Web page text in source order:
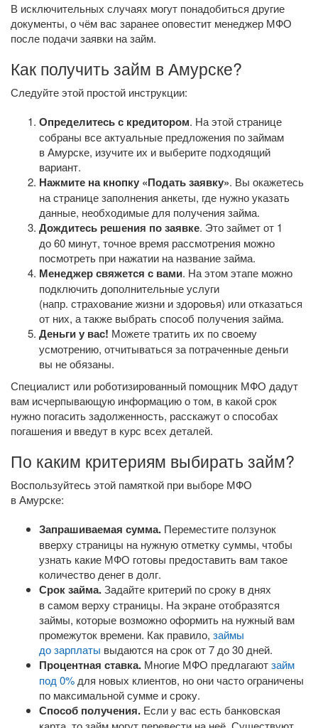
В исключительных случаях могут понадобиться другие
документы, о чём вас заранее оповестит менеджер МФО
после подачи заявки на займ.
Как получить займ в Амурске?
Следуйте этой простой инструкции:
Определитесь с кредитором. На этой странице
собраны все актуальные предложения по займам
в Амурске, изучите их и выберите подходящий
вариант.
Нажмите на кнопку «Подать заявку». Вы окажетесь
на странице заполнения анкеты, где нужно указать
данные, необходимые для получения займа.
Дождитесь решения по заявке. Это займет от 1
до 60 минут, точное время рассмотрения можно
посмотреть при нажатии на название займа.
Менеджер свяжется с вами. На этом этапе можно
подключить дополнительные услуги
(напр. страхование жизни и здоровья) или отказаться
от них, а также выбрать способ получения займа.
Деньги у вас! Можете тратить их по своему
усмотрению, отчитываться за потраченные деньги
вы не обязаны.
Специалист или роботизированный помощник МФО дадут
вам исчерпывающую информацию о том, в какой срок
нужно погасить задолженность, расскажут о способах
погашения и введут в курс всех деталей.
По каким критериям выбирать займ?
Воспользуйтесь этой памяткой при выборе МФО
в Амурске:
Запрашиваемая сумма. Переместите ползунок
вверху страницы на нужную отметку суммы, чтобы
узнать какие МФО готовы предоставить вам такое
количество денег в долг.
Срок займа.Задайте критерий по сроку в днях
в самом верху страницы. На экране отобразятся
займы, которые возможно оформить на нужный вам
промежуток времени. Как правило, займы
до зарплаты выдаются на срок от 7 до 30 дней.
Процентная ставка. Многие МФО предлагаютзайм
под 0% для новых клиентов, но они часто ограничены
по максимальной сумме и сроку.
Способ получения. Если у вас есть банковская